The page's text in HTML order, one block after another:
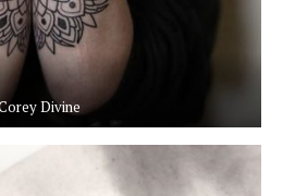
Divine